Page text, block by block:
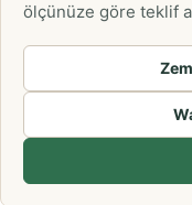
ölçünüze göre teklif